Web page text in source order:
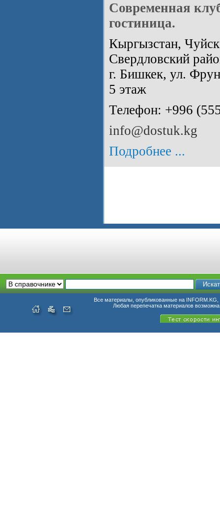
Современная
гостиница.
Кыргызстан,
Свердловский
г. Бишкек, ул.
5 этаж
Телефон: +996
info@dostuk.kg
Подробнее ...
Все материалы, опубликованные на INFORM.KG,
Любая перепечатка материалов